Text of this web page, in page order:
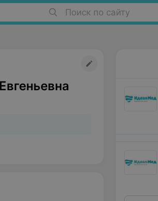
Поиск по сайту